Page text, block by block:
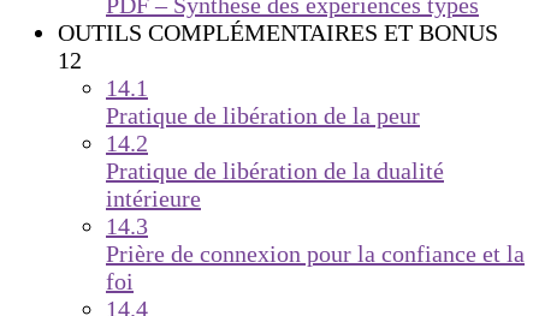
OUTILS COMPLÉMENTAIRES ET BONUS
12
14.1
Pratique de libération de la peur
14.2
Pratique de libération de la dualité
intérieure
14.3
Prière de connexion pour la confiance et la
foi
14.4